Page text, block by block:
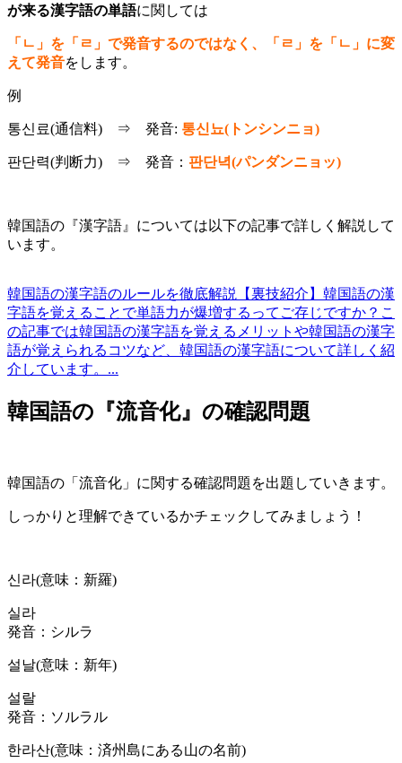
が来る漢字語の単語に関しては
「ㄴ」を「ㄹ」で発音するのではなく、「ㄹ」を「ㄴ」に変
えて発音をします。
例
통신료(通信料) ⇒ 発音: 통신뇨(トンシンニョ)
판단력(判断力) ⇒ 発音： 판단녁(パンダンニョッ)
韓国語の『漢字語』については以下の記事で詳しく解説して
います。
韓国語の漢字語のルールを徹底解説【裏技紹介】 韓国語の漢
字語を覚えることで単語力が爆増するってご存じですか？こ
の記事では韓国語の漢字語を覚えるメリットや韓国語の漢字
語が覚えられるコツなど、韓国語の漢字語について詳しく紹
介しています。...
韓国語の『流音化』の確認問題
韓国語の「流音化」に関する確認問題を出題していきます。
しっかりと理解できているかチェックしてみましょう！
신라(意味：新羅)
실라
発音：シルラ
설날(意味：新年)
설랄
発音：ソルラル
한라산(意味：済州島にある山の名前)